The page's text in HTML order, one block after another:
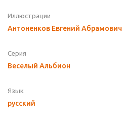
Иллюстрации
Антоненков Евгений Абрамович
Серия
Веселый Альбион
Язык
русский